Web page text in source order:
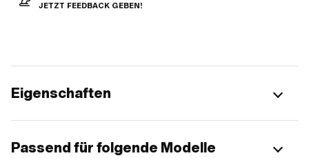
JETZT FEEDBACK GEBEN!
Eigenschaften
Passend für folgende Modelle